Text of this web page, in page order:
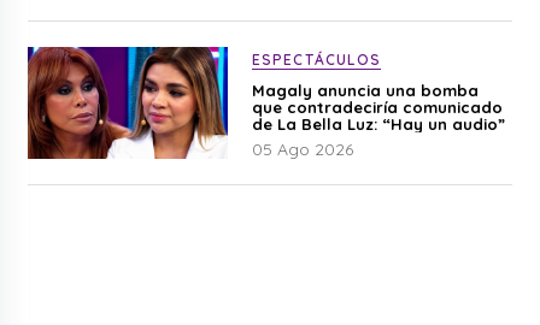
ESPECTÁCULOS
Magaly anuncia una bomba
que contradeciría comunicado
de La Bella Luz: “Hay un audio”
05 Ago 2026